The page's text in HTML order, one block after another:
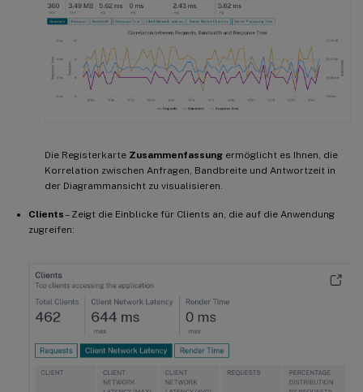
Die Registerkarte Zusammenfassung ermöglicht es Ihnen, die
Korrelation zwischen Anfragen, Bandbreite und Antwortzeit in
der Diagrammansicht zu visualisieren.
Clients– Zeigt die Einblicke für Clients an, die auf die Anwendung
zugreifen: